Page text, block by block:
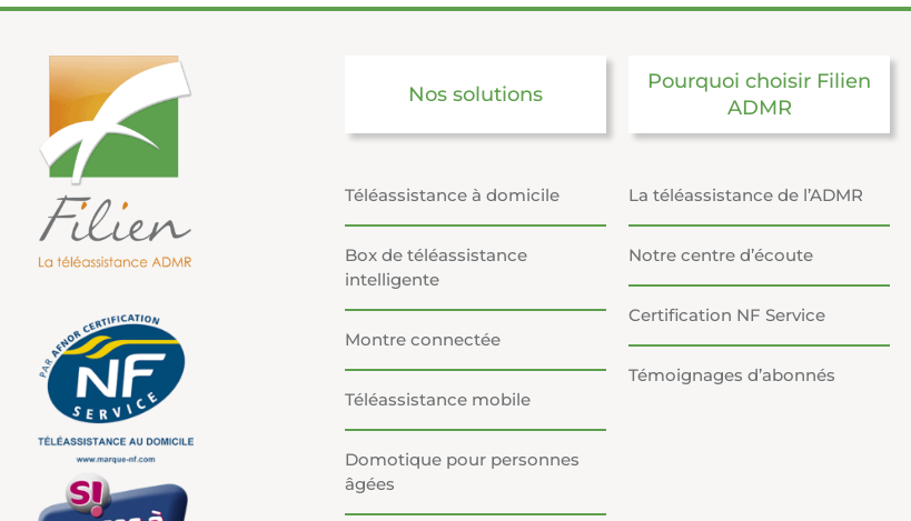
Nos solutions
Téléassistance à domicile
Box de téléassistance
intelligente
Montre connectée
Téléassistance mobile
Domotique pour personnes
âgées
Pourquoi choisir Filien
ADMR
La téléassistance de l’ADMR
Notre centre d’écoute
Certification NF Service
Témoignages d’abonnés